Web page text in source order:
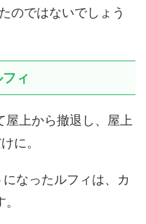
のではないでしょう
ィ
屋上から撤退し、屋上
に。
なったルフィは、カ